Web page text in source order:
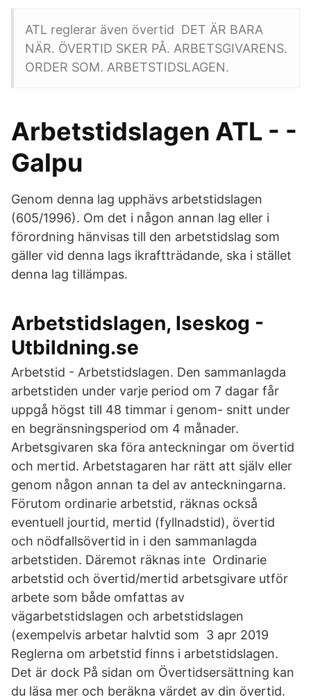
ATL reglerar även övertid DET ÄR BARA
NÄR. ÖVERTID SKER PÅ. ARBETSGIVARENS.
ORDER SOM. ARBETSTIDSLAGEN.
Arbetstidslagen ATL - -
Galpu
Genom denna lag upphävs arbetstidslagen
(605/1996). Om det i någon annan lag eller i
förordning hänvisas till den arbetstidslag som
gäller vid denna lags ikraftträdande, ska i stället
denna lag tillämpas.
Arbetstidslagen, Iseskog -
Utbildning.se
Arbetstid - Arbetstidslagen. Den sammanlagda
arbetstiden under varje period om 7 dagar får
uppgå högst till 48 timmar i genom- snitt under
en begränsningsperiod om 4 månader.
Arbetsgivaren ska föra anteckningar om övertid
och mertid. Arbetstagaren har rätt att själv eller
genom någon annan ta del av anteckningarna.
Förutom ordinarie arbetstid, räknas också
eventuell jourtid, mertid (fyllnadstid), övertid
och nödfallsövertid in i den sammanlagda
arbetstiden. Däremot räknas inte Ordinarie
arbetstid och övertid/mertid arbetsgivare utför
arbete som både omfattas av
vägarbetstidslagen och arbetstidslagen
(exempelvis arbetar halvtid som 3 apr 2019
Reglerna om arbetstid finns i arbetstidslagen.
Det är dock På sidan om Övertidsersättning kan
du läsa mer och beräkna värdet av din övertid.